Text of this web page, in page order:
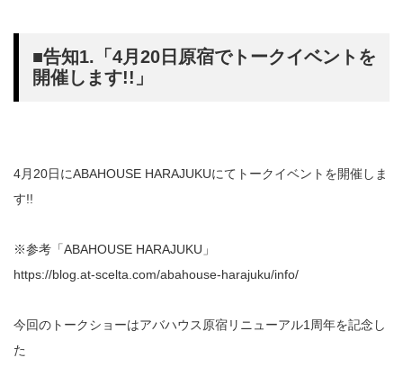
■告知1.「4月20日原宿でトークイベントを
開催します!!」
4月20日にABAHOUSE HARAJUKUにてトークイベントを開催しま
す!!
※参考「ABAHOUSE HARAJUKU」
https://blog.at-scelta.com/abahouse-harajuku/info/
今回のトークショーはアバハウス原宿リニューアル1周年を記念し
た